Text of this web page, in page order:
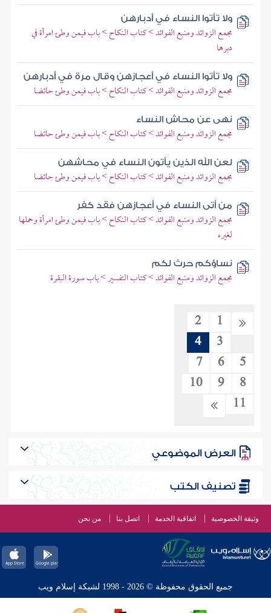
ولا تأتوا النساء في أدبارهن
مجمع الزوائد ومنبع الفوائد > كتاب النكاح > باب فيمن وطئ امرأة في
دبرها
ولا تأتوا النساء في أعجازهن وقال مرة في أدبارهن
مجمع الزوائد ومنبع الفوائد > كتاب النكاح > باب فيمن وطئ حائضا
نهى عن محاش النساء
مجمع الزوائد ومنبع الفوائد > كتاب النكاح > باب فيمن وطئ حائضا
لعن الله الذين يأتون النساء في محاشهن
مجمع الزوائد ومنبع الفوائد > كتاب النكاح > باب فيمن وطئ حائضا
من أتى النساء في أعجازهن فقد كفر
مجمع الزوائد ومنبع الفوائد > كتاب النكاح > باب فيمن وطئ امرأة وحملها
لغيره
نساؤكم حرث لكم
مجمع الزوائد ومنبع الفوائد > كتاب التفسير > باب سورة البقرة
1
2
3
4
5
6
7
8
9
10
11
العرض الموضوعي
تصنيف الكتب
وثيقة الخصوصية اتفاقية الخدمة اتصل بنا من نحن
جميع الحقوق محفوظة © 2026 - 1998 لشبكة إسلام ويب